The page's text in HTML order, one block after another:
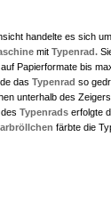
handelte es sich
mit Typenrad.
Papierformate bis
das Typenrad so
unterhalb des
Typenrads erfolgte
färbte die